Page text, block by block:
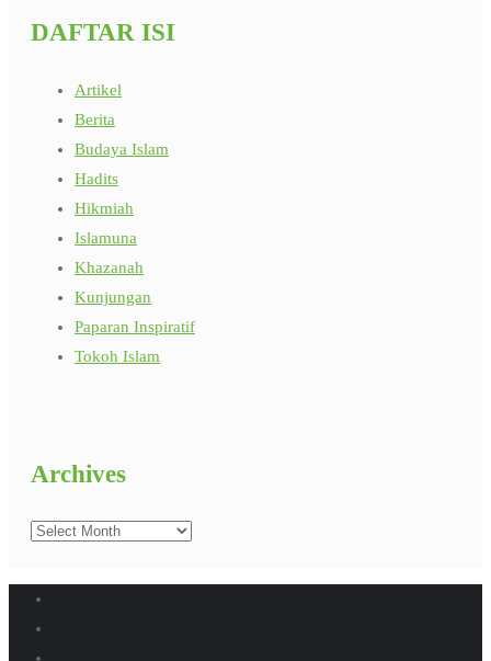
DAFTAR ISI
Artikel
Berita
Budaya Islam
Hadits
Hikmiah
Islamuna
Khazanah
Kunjungan
Paparan Inspiratif
Tokoh Islam
Archives
Archives